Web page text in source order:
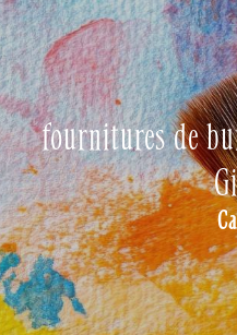
fournitures de